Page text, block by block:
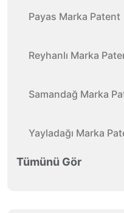
Payas Marka Patent
Reyhanlı Marka
Samandağ Marka
Yayladağı Marka
Tümünü Gör